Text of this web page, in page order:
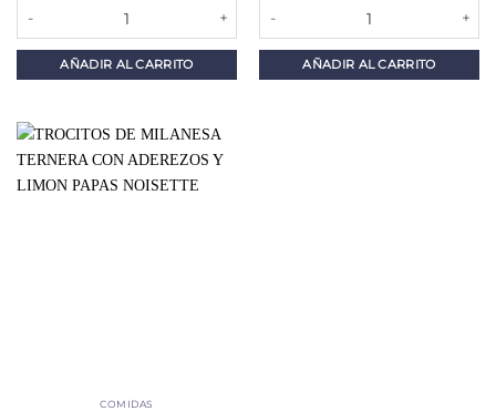
AÑADIR AL CARRITO AÑADIR AL CARRITO
COMIDAS